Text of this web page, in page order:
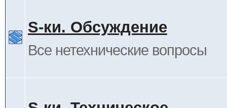
S-ки. Обсуждение
Все нетехнические вопросы